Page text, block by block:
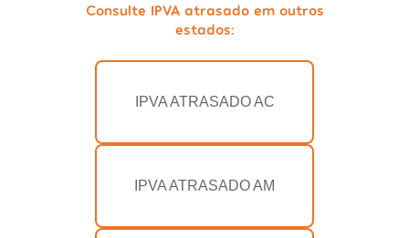
Consulte IPVA atrasado em outros
estados:
IPVA ATRASADO AC
IPVA ATRASADO AM